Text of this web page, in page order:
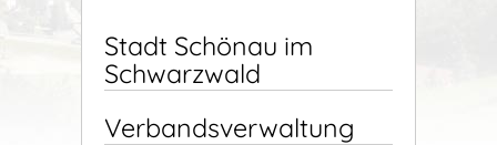
Stadt Schönau im
Schwarzwald
Verbandsverwaltung